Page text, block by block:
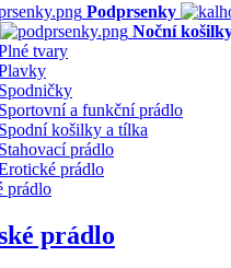
Podprsenky
Noční
tvary
Spodničky
Sportovní a funkční prádlo
Spodní košilky a tílka
Stahovací prádlo
prádlo
prádlo
prádlo